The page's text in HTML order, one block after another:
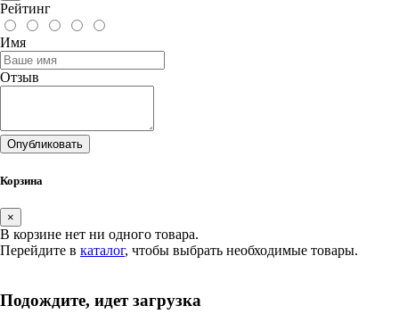
Рейтинг
Имя
Отзыв
Опубликовать
Корзина
×
В корзине нет ни одного товара.
Перейдите в каталог, чтобы выбрать необходимые товары.
Подождите, идет загрузка